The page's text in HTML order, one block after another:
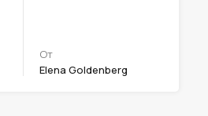
От
Elena Goldenberg